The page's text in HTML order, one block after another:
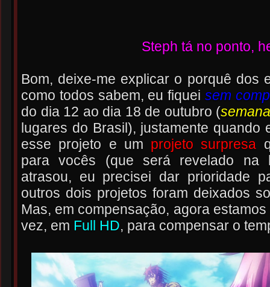
Steph tá no ponto,
Bom, deixe-me explicar o porquê dos
como todos sabem, eu fiquei sem
do dia 12 ao dia 18 de outubro (
lugares do Brasil), justamente quando
esse projeto e um projeto surpresa
para vocês (que será revelado na
atrasou, eu precisei dar prioridade
outros dois projetos foram deixados
Mas, em compensação, agora
vez, em Full HD, para compensar o